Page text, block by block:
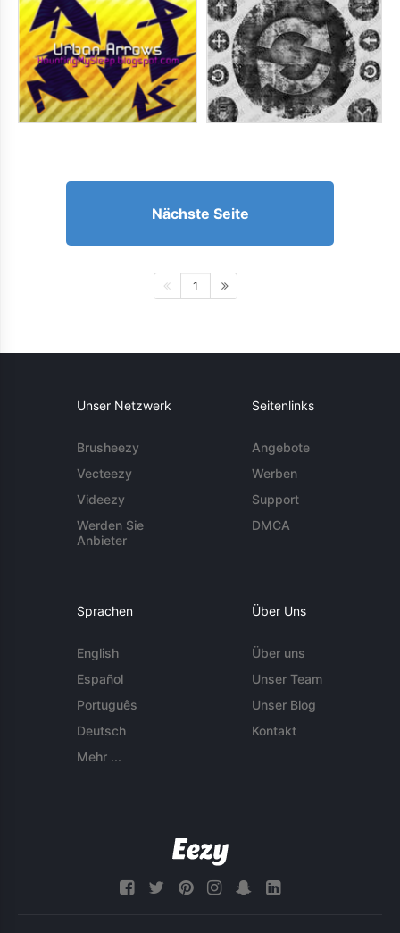
Nächste Seite
1
Unser Netzwerk
Brusheezy
Vecteezy
Videezy
Werden Sie
Anbieter
Seitenlinks
Angebote
Werben
Support
DMCA
Sprachen
English
Español
Português
Deutsch
Mehr ...
Über Uns
Über uns
Unser Team
Unser Blog
Kontakt